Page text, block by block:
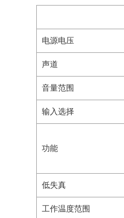
电源电压
声道
音量范围
输入选择
功能
低失真
工作温度范围